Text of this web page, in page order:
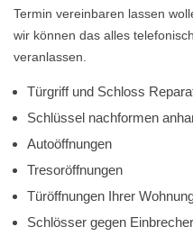
Termin vereinbaren lassen
wir können das alles
veranlassen.
Türgriff und Schloss
Schlüssel nachformen
Autoöffnungen
Tresoröffnungen
Türöffnungen Ihrer
Schlösser gegen